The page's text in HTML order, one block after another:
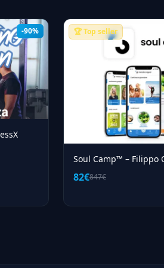
-90% 🏆 Top seller
Soul Camp™ – Filippo
82€847€